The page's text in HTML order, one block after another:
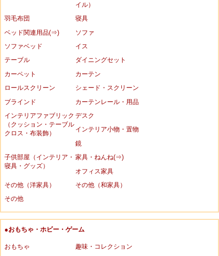
イル）
羽毛布団
寝具
ベッド関連用品(⇒)
ソファ
ソファベッド
イス
テーブル
ダイニングセット
カーペット
カーテン
ロールスクリーン
シェード・スクリーン
ブラインド
カーテンレール・用品
インテリアファブリック
（クッション・テーブル
クロス・布装飾）
デスク
インテリア小物・置物
鏡
子供部屋（インテリア・
寝具・グッズ）
家具・ねんね(⇒)
オフィス家具
その他（洋家具）
その他（和家具）
その他
●おもちゃ・ホビー・ゲーム
おもちゃ
趣味・コレクション